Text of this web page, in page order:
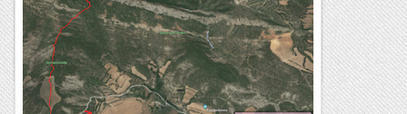
parell de dos (Montse i Emili), així que amb Ioli ens hi
posem. I les expectatives, com sempre, quedaran més que...
Lo gall